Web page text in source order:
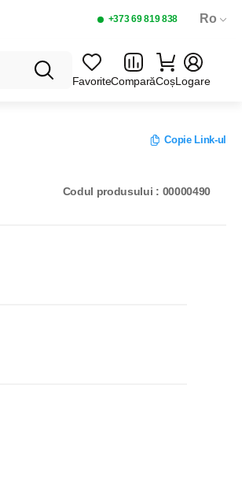
+373 69 819 838 Ro
FavoriteComparăCoșLogare
Copie Link-ul
Codul produsului : 00000490